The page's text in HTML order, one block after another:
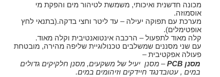
מכונה חדשנית ואיכותי, משמשת לטיהור מים והפקת מי
אוסמוזה.
מערכת עם תפוקה יעילה – עד ליטר וחצי בדקה.(בתנאי לחץ
אופטימלים).
קלה מאוד לתפעול – הרכבה אינטואנטיבית וקלה מאוד.
עם שני מסננים שמשלבים טכנולוגיית שליפה מהירה, מובטחת
פעולה אפקטיבית –
מסנן PCB
– מסנןיעיל של משקעים, מסנן חלקיקים גדולים
במים , עטובדנגד חיידקים וזיהומים במים.